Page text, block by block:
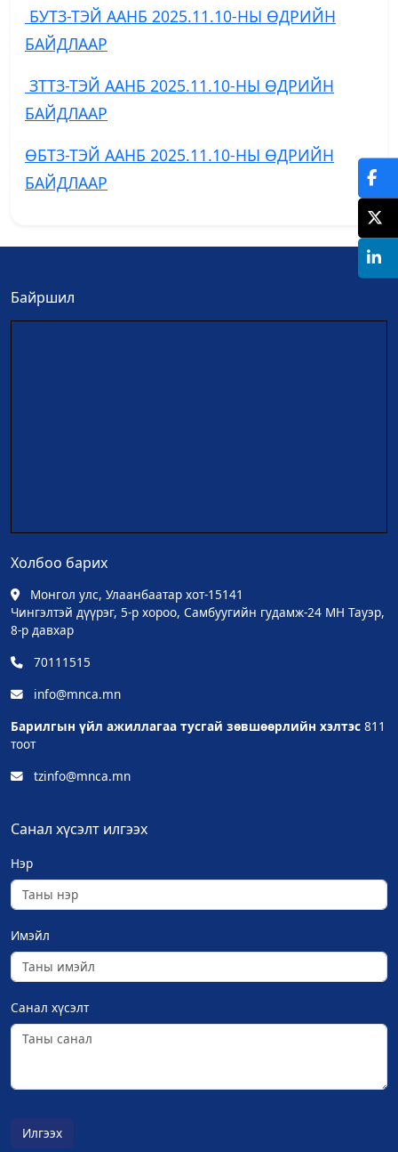
БУТЗ-ТЭЙ ААНБ 2025.11.10-НЫ ӨДРИЙН
БАЙДЛААР
ЗТТЗ-ТЭЙ ААНБ 2025.11.10-НЫ ӨДРИЙН
БАЙДЛААР
ӨБТЗ-ТЭЙ ААНБ 2025.11.10-НЫ ӨДРИЙН
БАЙДЛААР
Байршил
Холбоо барих
Монгол улс, Улаанбаатар хот-15141
Чингэлтэй дүүрэг, 5-р хороо, Самбуугийн гудамж-24 МН Тауэр,
8-р давхар
70111515
info@mnca.mn
Барилгын үйл ажиллагаа тусгай зөвшөөрлийн хэлтэс 811
тоот
tzinfo@mnca.mn
Санал хүсэлт илгээх
Нэр
Имэйл
Санал хүсэлт
Илгээх